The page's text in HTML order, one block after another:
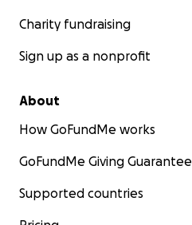
Charity fundraising
Sign up as a nonprofit
About
How GoFundMe works
GoFundMe Giving Guarantee
Supported countries